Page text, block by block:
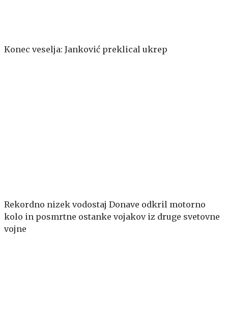
Konec veselja: Janković preklical ukrep
Rekordno nizek vodostaj Donave odkril motorno
kolo in posmrtne ostanke vojakov iz druge svetovne
vojne